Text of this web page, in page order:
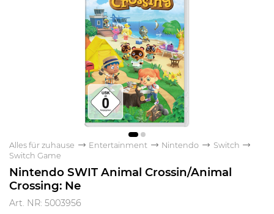
Alles für zuhause Entertainment Nintendo
Switch
Switch Game
Nintendo SWIT Animal Crossin/Animal
Crossing: Ne
Art. NR: 5003956